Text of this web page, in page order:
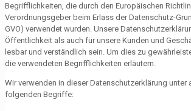
Begrifflichkeiten, die durch den Europäischen
Verordnungsgeber beim Erlass der Datenschutz-
GVO) verwendet wurden. Unsere
Öffentlichkeit als auch für unsere Kunden und
lesbar und verständlich sein. Um dies zu
die verwendeten Begrifflichkeiten erläutern.
Wir verwenden in dieser Datenschutzerklärung unter
folgenden Begriffe: